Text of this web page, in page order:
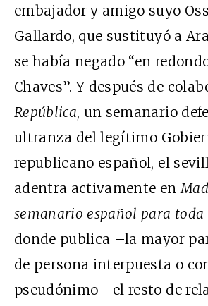
embajador y amigo suyo
Gallardo, que sustituyó a
se había negado “en
Chaves”. Y después de
República, un semanario
ultranza del legítimo
republicano español, el
adentra activamente en
semanario español para toda
donde publica –la mayor
de persona interpuesta o
pseudónimo– el resto de